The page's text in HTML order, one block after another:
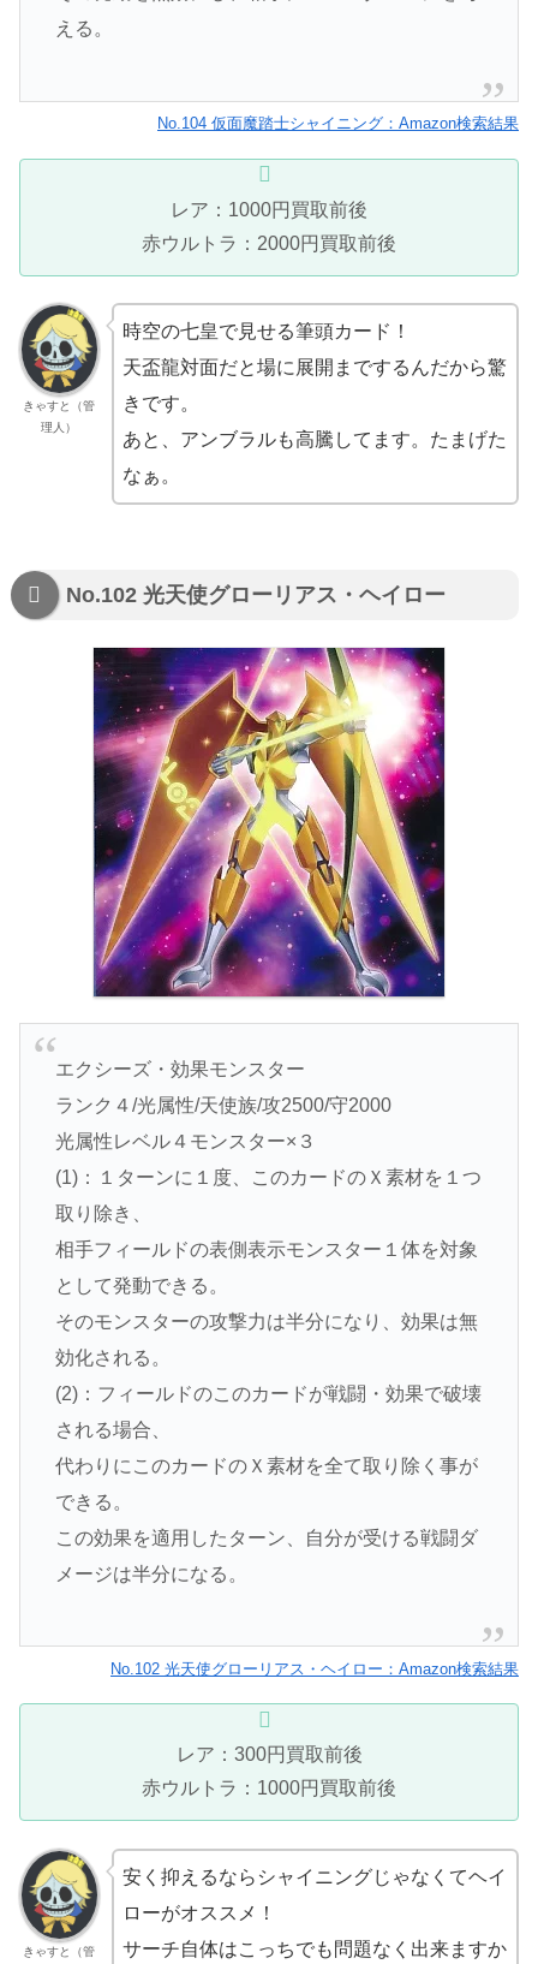
える。
No.104 仮面魔踏士シャイニング：Amazon検索結果
レア：1000円買取前後
赤ウルトラ：2000円買取前後
きゃすと（管
理人）
時空の七皇で見せる筆頭カード！
天盃龍対面だと場に展開までするんだから驚
きです。
あと、アンブラルも高騰してます。たまげた
なぁ。
No.102 光天使グローリアス・ヘイロー
エクシーズ・効果モンスター
ランク４/光属性/天使族/攻2500/守2000
光属性レベル４モンスター×３
(1)：１ターンに１度、このカードのＸ素材を１つ
取り除き、
相手フィールドの表側表示モンスター１体を対象
として発動できる。
そのモンスターの攻撃力は半分になり、効果は無
効化される。
(2)：フィールドのこのカードが戦闘・効果で破壊
される場合、
代わりにこのカードのＸ素材を全て取り除く事が
できる。
この効果を適用したターン、自分が受ける戦闘ダ
メージは半分になる。
No.102 光天使グローリアス・ヘイロー：Amazon検索結果
レア：300円買取前後
赤ウルトラ：1000円買取前後
きゃすと（管
安く抑えるならシャイニングじゃなくてヘイ
ローがオススメ！
サーチ自体はこっちでも問題なく出来ますか